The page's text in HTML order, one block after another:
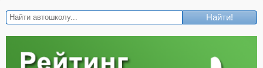
Найти!